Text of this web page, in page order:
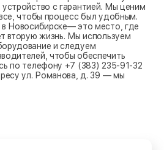
с гарантией. Мы ценим
чтобы процесс был удобным.
Новосибирске— это место, где
вторую жизнь. Мы используем
и следуем
чтобы обеспечить
по телефону +7 (383) 235-91-32
ул. Романова, д. 39 — мы